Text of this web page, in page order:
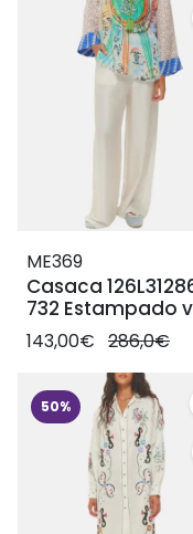
ME369
Casaca
732 Estampado
143,00€ 286,0€
50%